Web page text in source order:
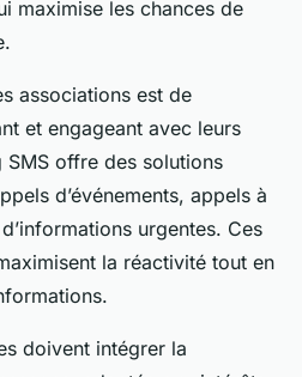
maximise les chances de
associations est de
et engageant avec leurs
offre des solutions
d’événements, appels à
urgentes. Ces
la réactivité tout en
doivent intégrer la